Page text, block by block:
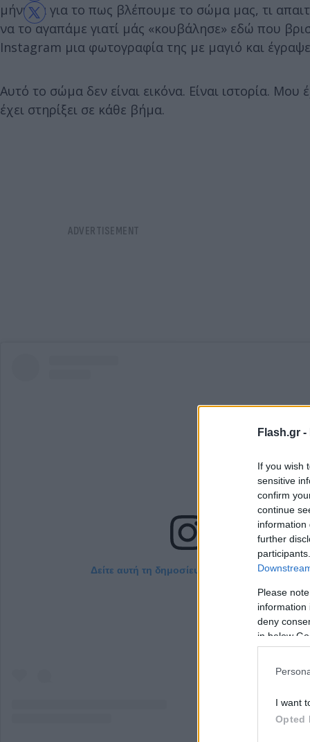
Flash.gr -
If you wish
sensitive
confirm
continue
information
further
Please
information
deny
in below
I want
Opted
μήνυμα για το πως βλέπουμε το σώμα μας, τι
να το αγαπάμε γιατί μάς «κουβάλησε» εδώ που
Instagram μια φωτογραφία της με μαγιό και
Αυτό το σώμα δεν είναι εικόνα. Είναι ιστορία. Μου
έχει στηρίξει σε κάθε βήμα.
Δείτε αυτή τη δημοσίευση στο Instagram.